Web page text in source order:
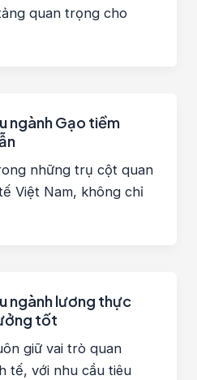
quan trọng cho
ngành Gạo tiềm
những trụ cột quan
Việt Nam, không chỉ
ngành lương thực
tốt
giữ vai trò quan
tế, với nhu cầu tiêu